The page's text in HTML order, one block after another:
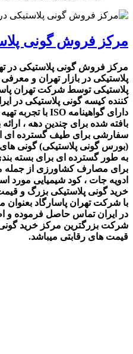
مرکز فروش گونی
مرکز فروش گونی پلاستیکی در
پلاستیکی در بازار تهران و
پلاستیکی توسط شرکت تهران
کننده کیسه گونی پلاستیکی در
بافته شده برای چندین دهه ،
سفارشی برای طیف گسترده ای
(بورس گونی پلاستیکی) گونی های
به طور گسترده ای برای بسته
برای مصارف کشاورزی از جمله
ادویه جات ، کود شیمیایی مورد
خرید گونی پلاستیکی بزرگ و
با شرکت تهران پاسارگاد
در ایران تماس حاصل فرموده و
شرکت بزرگترین مرکز خرید گونی
قیمت های رقابتی میباشد.